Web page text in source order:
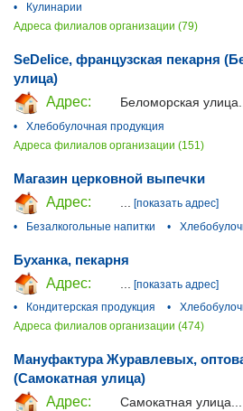
•
Кулинарии
Адреса филиалов организации (79)
SeDelice, французская пекарня
улица)
Адрес:
Беломорская улица...
•
Хлебобулочная продукция
Адреса филиалов организации (151)
Магазин церковной выпечки
Адрес:
[показать адрес]
•
Безалкогольные напитки •
Буханка, пекарня
Адрес:
[показать адрес]
•
Кондитерская продукция •
Адреса филиалов организации (474)
Мануфактура Журавлевых,
(Самокатная улица)
Адрес:
Самокатная улица...